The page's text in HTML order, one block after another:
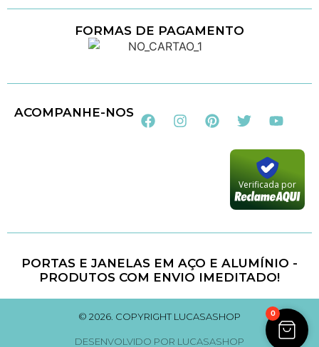
FORMAS DE PAGAMENTO
ACOMPANHE-NOS
Verificada por
PORTAS E JANELAS EM AÇO E ALUMÍNIO -
PRODUTOS COM ENVIO IMEDITADO!
© 2026. COPYRIGHT LUCASASHOP
DESENVOLVIDO POR LUCASASHOP
0